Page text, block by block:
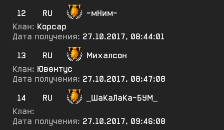
12
RU
-мНим-
Клан: Корсар
Дата получения: 27.10.2017, 08:44:01
13
RU
Михалсон
Клан: Ювентус
Дата получения: 27.10.2017, 08:47:08
14
RU
_ШаКаЛаКа-БУМ_
Клан:
Дата получения: 27.10.2017, 09:46:08